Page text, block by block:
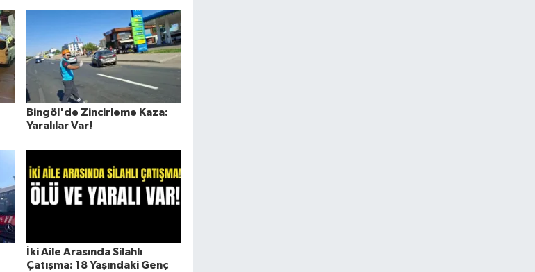
Bingöl'de Zincirleme Kaza:
Yaralılar Var!
İki Aile Arasında Silahlı
Çatışma: 18 Yaşındaki Genç